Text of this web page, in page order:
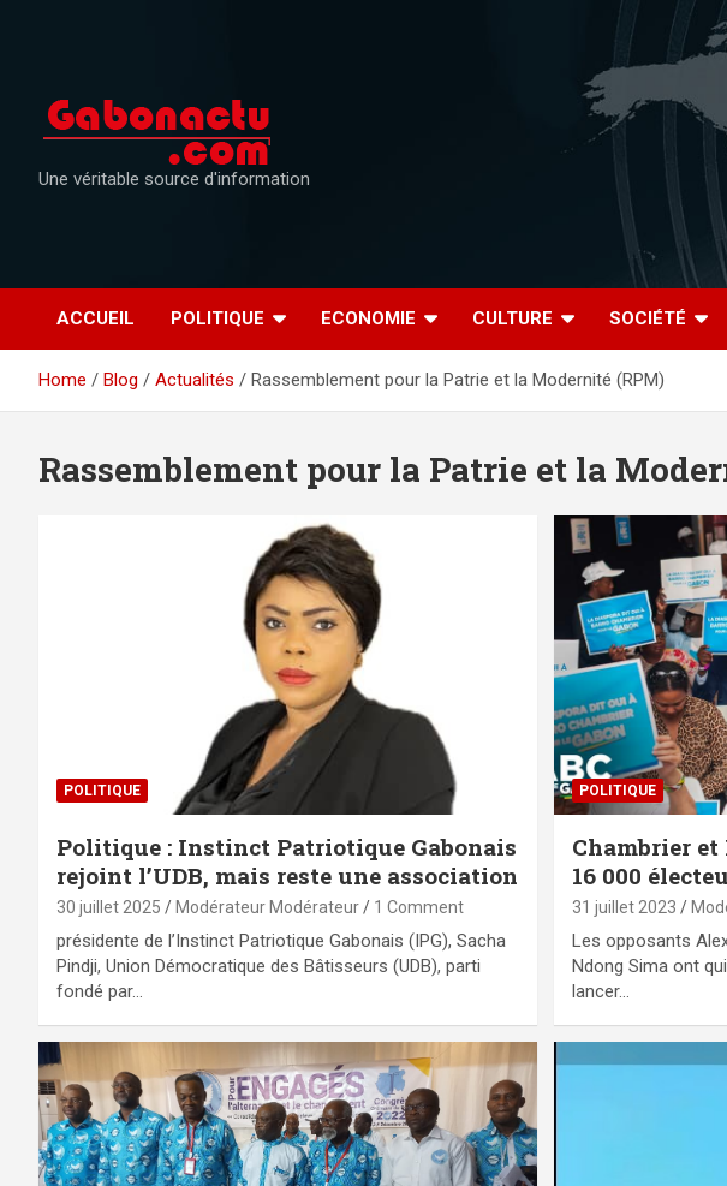
Une véritable source d'information
ACCUEIL POLITIQUE ECONOMIE CULTURE SOCIÉTÉ
Home Blog Actualités Rassemblement pour la Patrie et la Modernité (RPM)
Rassemblement pour la Patrie et la
POLITIQUE
Politique : Instinct Patriotique Gabonais
rejoint l’UDB, mais reste une association
30 juillet 2025 Modérateur Modérateur 1 Comment
présidente de l’Instinct Patriotique Gabonais (IPG), Sacha
Pindji, Union Démocratique des Bâtisseurs (UDB), parti
fondé par…
POLITIQUE
Chambrier et
16 000
31 juillet 2023
Les opposants
Ndong Sima ont
lancer…